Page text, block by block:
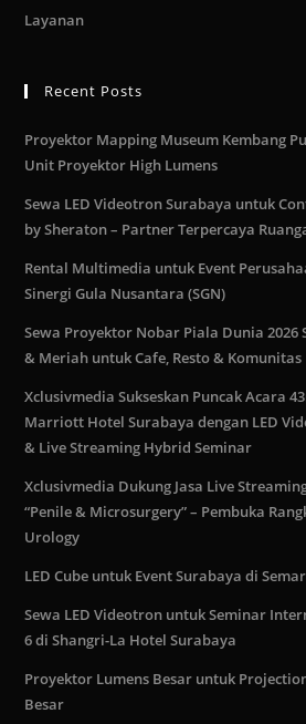
Layanan
Recent Posts
Proyektor Mapping Museum Kembang
Unit Proyektor High Lumens
Sewa LED Videotron Surabaya untuk
by Sheraton – Partner Terpercaya
Rental Multimedia untuk Event
Sinergi Gula Nusantara (SGN)
Sewa Proyektor Nobar Piala Dunia 2026
& Meriah untuk Cafe, Resto & Komunitas
Xclusivmedia Sukseskan Puncak Acara
Marriott Hotel Surabaya dengan LED
& Live Streaming Hybrid Seminar
Xclusivmedia Dukung Jasa Live
“Penile & Microsurgery” – Pembuka
Urology
LED Cube untuk Event Surabaya di
Sewa LED Videotron untuk Seminar
6 di Shangri-La Hotel Surabaya
Proyektor Lumens Besar untuk
Besar